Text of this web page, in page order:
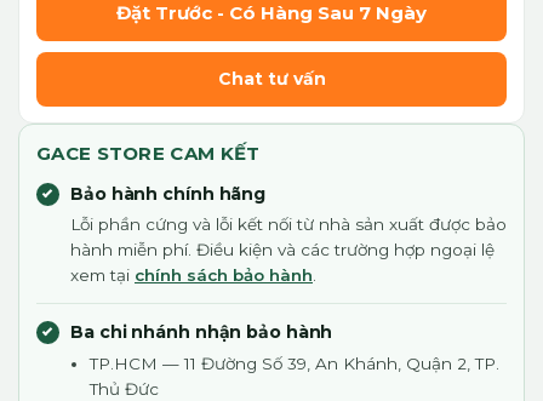
Đặt Trước - Có Hàng Sau 7 Ngày
Chat tư vấn
GACE STORE CAM KẾT
Bảo hành chính hãng
Lỗi phần cứng và lỗi kết nối từ nhà sản xuất được bảo
hành miễn phí. Điều kiện và các trường hợp ngoại lệ
xem tại chính sách bảo hành
Ba chi nhánh nhận bảo hành
TP.HCM — 11 Đường Số 39, An Khánh, Quận 2, TP.
Thủ Đức